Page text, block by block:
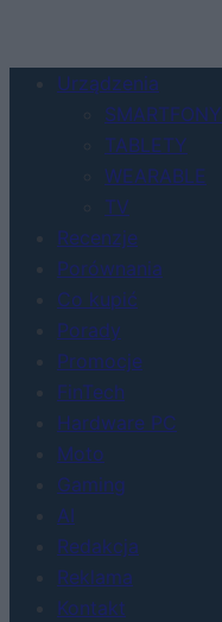
Urządzenia
SMARTFONY
TABLETY
WEARABLE
TV
Recenzje
Porównania
Co kupić
Porady
Promocje
FinTech
Hardware PC
Moto
Gaming
AI
Redakcja
Reklama
Kontakt